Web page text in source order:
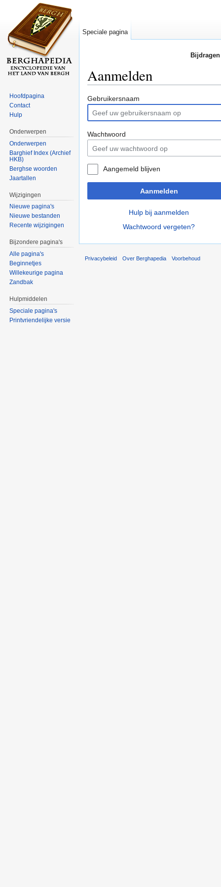
Aanmelden
Gebruikersnaam
Wachtwoord
Aangemeld blijven
Aanmelden
Hulp bij aanmelden
Wachtwoord vergeten?
Speciale pagina
Hoofdpagina
Contact
Hulp
Onderwerpen
Onderwerpen
Barghief Index (Archief
HKB)
Berghse woorden
Jaartallen
Wijzigingen
Nieuwe pagina's
Nieuwe bestanden
Recente wijzigingen
Bijzondere pagina's
Alle pagina's
Beginnetjes
Willekeurige pagina
Zandbak
Hulpmiddelen
Speciale pagina's
Printvriendelijke versie
Privacybeleid Over Berghapedia Voorbehoud